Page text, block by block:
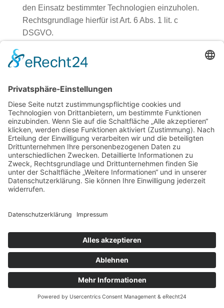
den Einsatz bestimmter Technologien einzuholen.
Rechtsgrundlage hierfür ist Art. 6 Abs. 1 lit. c
DSGVO.
Auftragsverarbeitung
Wir haben einen Vertrag über
genannten Dienstes geschlossen. Hierbei handelt
es sich um einen datenschutzrechtlich
vorgeschriebenen Vertrag, der gewährleistet, dass
dieser die personenbezogenen Daten unserer
Websitebesucher nur nach unseren Weisungen
und unter Einhaltung der DSGVO verarbeitet.
Server-Log-Dateien
Der Provider der Seiten erhebt und speichert
Server-Log-Dateien, die Ihr Browser automatisch
an uns übermittelt. Dies sind:
Browsertyp und Browserversion
verwendetes Betriebssystem